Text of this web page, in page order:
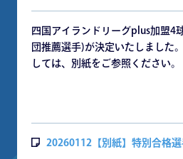
四国アイランドリーグplus加盟4
団推薦選⼿)が決定いたしました
しては、別紙をご参照ください。
20260112【別紙】特別合格